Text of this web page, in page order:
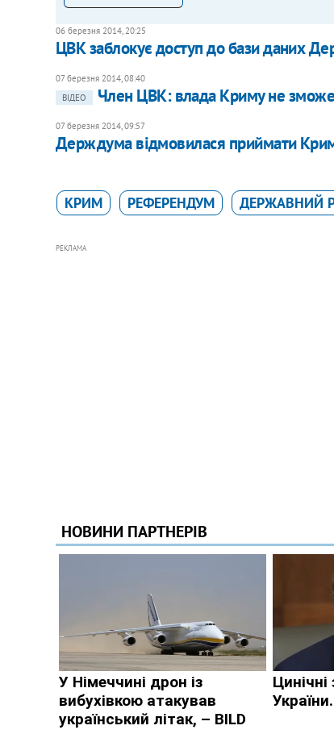
06 березня 2014, 20:25
ЦВК заблокує доступ до бази даних
07 березня 2014, 08:40
ВІДЕО
Член ЦВК: влада Криму не
07 березня 2014, 09:57
Держдума відмовилася приймати
КРИМ РЕФЕРЕНДУМ ДЕРЖАВНИЙ
РЕКЛАМА